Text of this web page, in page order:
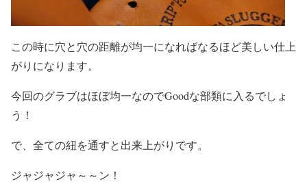
この時に穴と穴の距離が均一になればなるほど美しい仕上
がりになります。
今回のグラブはほぼ均一なのでGoodな部類に入るでしょ
う！
で、全ての紐を通すと出来上がりです。
ジャジャジャ～～ン！